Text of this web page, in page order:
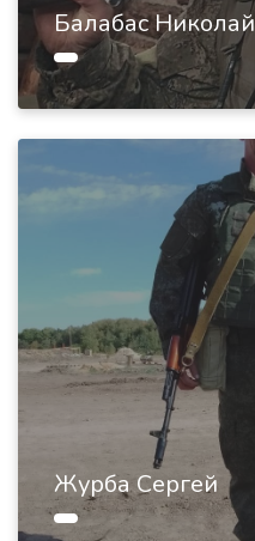
Балабас Николай
Журба Сергей